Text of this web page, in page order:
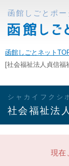
函館しごとポー
函館しごとネット
[社会福祉法人貞信福
シャカイフクシ
社会福祉法
現在